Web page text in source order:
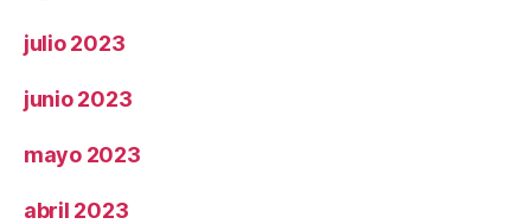
julio 2023
junio 2023
mayo 2023
abril 2023